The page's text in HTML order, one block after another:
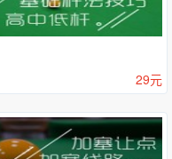
29元